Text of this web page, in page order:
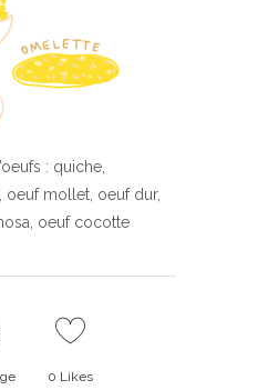
: quiche,
mollet, oeuf dur,
oeuf cocotte
0 Likes